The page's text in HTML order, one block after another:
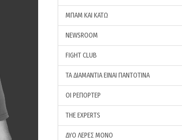
ΜΠΑΜ ΚΑΙ ΚΑΤΩ
NEWSROOM
FIGHT CLUB
ΤΑ ΔΙΑΜΑΝΤΙΑ ΕΙΝΑΙ ΠΑΝΤΟΤΙΝΑ
ΟΙ ΡΕΠΟΡΤΕΡ
THE EXPERTS
ΔΥΟ ΛΕΡΕΣ ΜΟΝΟ